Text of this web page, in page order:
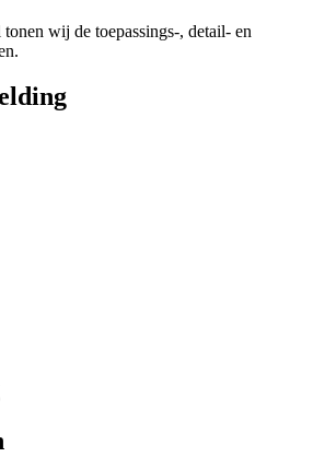
wij de toepassings-, detail- en